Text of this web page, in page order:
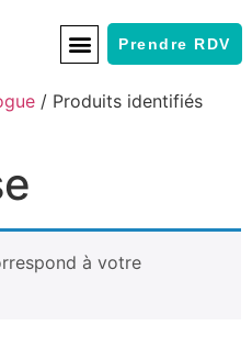
Prendre RDV
/ Produits identifiés
à votre